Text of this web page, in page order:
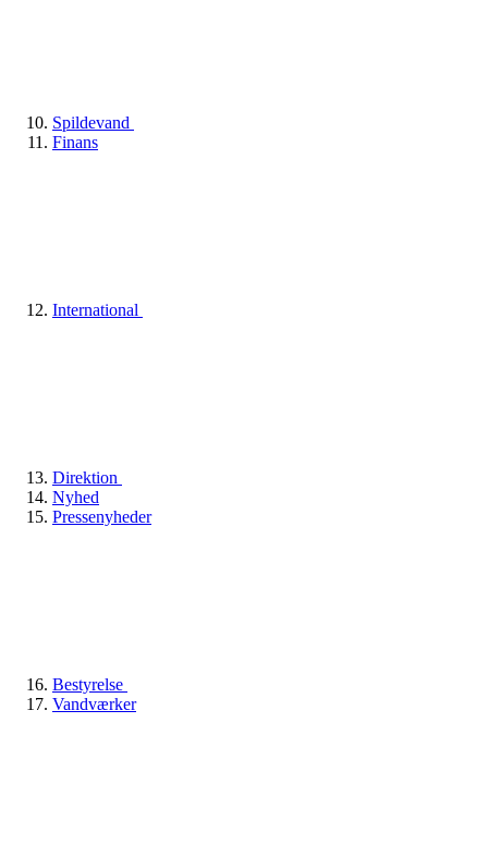
Spildevand
Finans
International
Direktion
Nyhed
Pressenyheder
Bestyrelse
Vandværker